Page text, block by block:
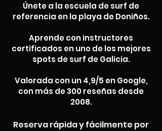
Únete a la escuela de surf de
referencia en la playa de Doniños.
Aprende con instructores
certificados en uno de los mejores
spots de surf de Galicia.
Valorada con un 4,9/5 en Google,
con más de 300 reseñas desde
2008.
Reserva rápida y fácilmente por